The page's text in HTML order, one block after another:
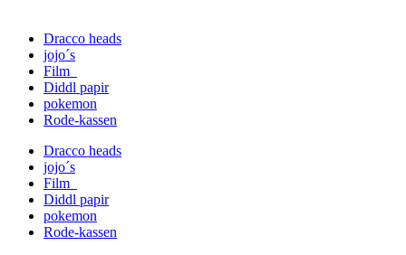
Dracco heads
jojo´s
Film
Diddl papir
pokemon
Rode-kassen
Dracco heads
jojo´s
Film
Diddl papir
pokemon
Rode-kassen